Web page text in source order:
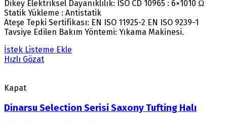
Dikey Elektriksel Dayanıklılık: ISO CD 10965 : 6×1010 Ω
Statik Yükleme : Antistatik
Ateşe Tepki Sertifikası: EN ISO 11925-2 EN ISO 9239-1
Tavsiye Edilen Bakım Yöntemi: Yıkama Makinesi.
İstek Listeme Ekle
Hızlı Gözat
Kapat
Dinarsu Selection Serisi Saxony Tufting Halı